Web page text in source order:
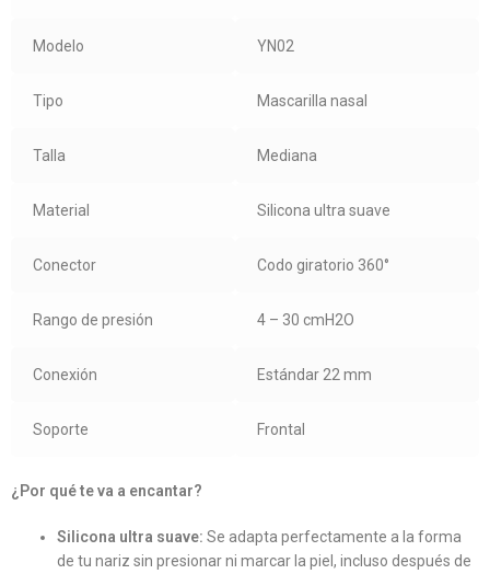
Modelo YN02
Tipo Mascarilla nasal
Talla Mediana
Material Silicona ultra suave
Conector Codo giratorio 360°
Rango de presión 4 – 30 cmH2O
Conexión Estándar 22 mm
Soporte Frontal
¿Por qué te va a encantar?
Silicona ultra suave: Se adapta perfectamente a la forma
de tu nariz sin presionar ni marcar la piel, incluso después de